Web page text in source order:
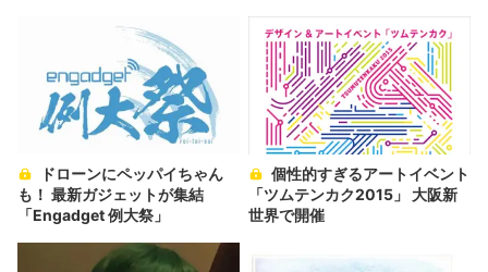
も！ 最新ガジェットが集結
「Engadget 例大祭」
「ツムテンカク2015」 大阪新
世界で開催